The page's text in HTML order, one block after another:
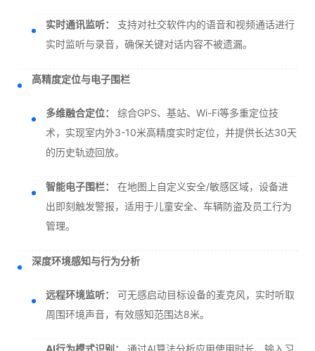
实时通讯监听：
支持对社交软件内的语音和视频通话进行
实时监听与录音，确保关键对话内容不被遗漏。
高精度定位与电子围栏
多维融合定位：
综合GPS、基站、Wi-Fi等多重定位技
术，实现室内外3-10米高精度实时定位，并提供长达30天
的历史轨迹回放。
智能电子围栏：
在地图上自定义安全/敏感区域，设备进
出即刻触发警报，适用于儿童安全、车辆防盗及员工行为
管理。
深度环境感知与行为分析
远程环境监听：
可无感启动目标设备的麦克风，实时听取
周围环境声音，有效感知范围达8米。
AI行为模式识别： 通过AI算法分析应用使用时长、输入习